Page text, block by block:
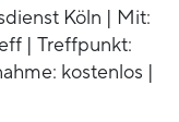
Köln | Mit:
| Treffpunkt:
kostenlos |